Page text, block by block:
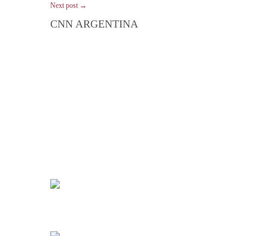
Next post →
CNN ARGENTINA